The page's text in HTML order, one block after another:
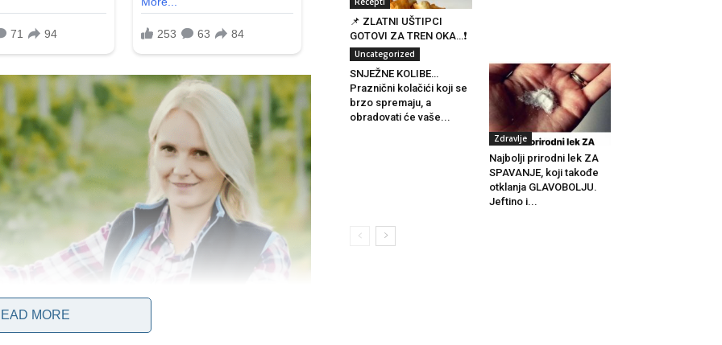
MORE
📌 ZLATNI UŠTIPCI
GOTOVI ZA TREN OKA…❗
Uncategorized
SNJEŽNE KOLIBE…
Praznični kolačići koji se
brzo spremaju, a
obradovati će vaše...
Zdravlje
Najbolji prirodni lek ZA
SPAVANJE, koji takođe
otklanja GLAVOBOLJU.
Jeftino i...